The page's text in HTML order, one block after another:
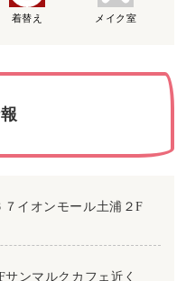
着替え メイク室
イオンモール土浦２F
ンマルクカフェ近く